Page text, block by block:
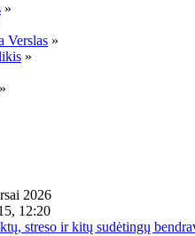
»
Verslas »
»
»
2026
12:20
streso ir kitų sudėtingų